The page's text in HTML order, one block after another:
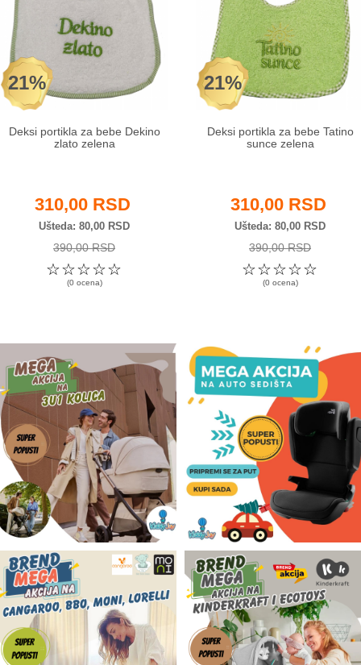
21%
Deksi portikla za bebe Dekino
zlato zelena
310,00 RSD
Ušteda 80,00 RSD
390,00 RSD
☆
☆
☆
☆
☆
(0 ocena)
21%
Deksi portikla za bebe Tatino
sunce zelena
310,00 RSD
Ušteda 80,00 RSD
390,00 RSD
☆
☆
☆
☆
☆
(0 ocena)